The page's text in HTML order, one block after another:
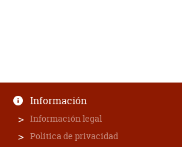
Información
Información legal
Política de privacidad